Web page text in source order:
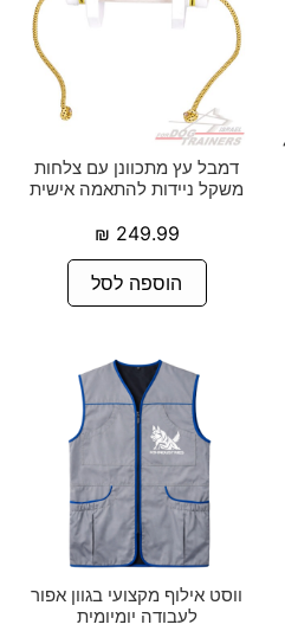
דמבל עץ מתכוונן עם צלחות
משקל ניידות להתאמה אישית
249.99
₪
הוספה לסל
ווסט אילוף מקצועי בגוון אפור
לעבודה יומיומית